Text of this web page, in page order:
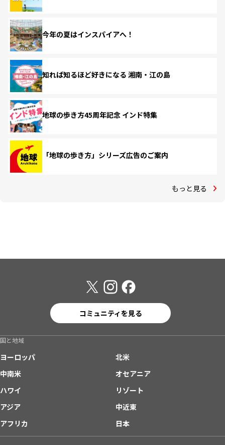
今年の夏はインスパイアへ！
知れば知るほど好きになる 湘南・江の島
地球の歩き方45周年記念 インド特集
「地球の歩き方」シリーズ広告のご案内
もっと見る
コミュニティを見る
国と地域
ヨーロッパ
北米
中南米
オセアニア
ハワイ
リゾート
アジア
中近東
アフリカ
日本